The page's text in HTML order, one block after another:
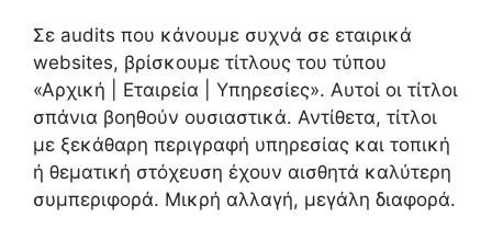
Σε audits που κάνουμε συχνά σε εταιρικά
websites, βρίσκουμε τίτλους του τύπου
«Αρχική | Εταιρεία | Υπηρεσίες». Αυτοί οι τίτλοι
σπάνια βοηθούν ουσιαστικά. Αντίθετα, τίτλοι
με ξεκάθαρη περιγραφή υπηρεσίας και τοπική
ή θεματική στόχευση έχουν αισθητά καλύτερη
συμπεριφορά. Μικρή αλλαγή, μεγάλη διαφορά.